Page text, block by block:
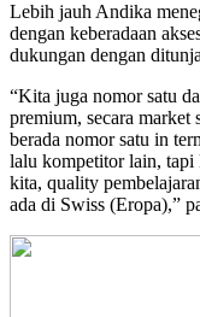
Lebih jauh Andika
dengan keberadaan
dukungan dengan
“Kita juga nomor satu
premium, secara market
berada nomor satu in
lalu kompetitor lain, tapi
kita, quality
ada di Swiss (Eropa),”